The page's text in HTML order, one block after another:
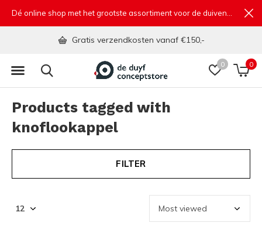
0 0
Gratis verzendkosten vanaf €150,-
Products tagged with
knoflookappel
FILTER